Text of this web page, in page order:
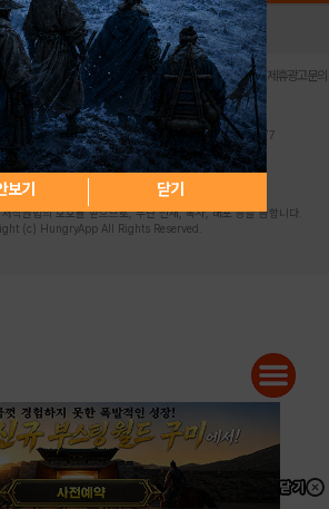
보기 닫기
그인 PC버전 전체앱
리방침 | 청소년 보호정책 | 불법촬영물 신고센터 | 제휴광고문의
호:119-86-61101 (주)스마트나우 대표이사:송현두
디지털1로 171 연락처:063-284-8635 팩스:02-6265-0377
호책임자:김동욱desk@hungryapp.co.kr
호:서울아02322 | 등록일자:2016년4월25일
:(주)스마트나우 송현두 | 편집인:김동욱
작권법의 보호를 받으므로, 무단 전재, 복사, 배포 등을 금합니다.
(c) HungryApp All Rights Reserved.